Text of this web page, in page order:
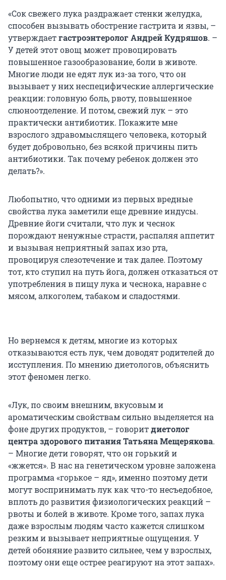
«Сок свежего лука раздражает стенки желудка,
способен вызывать обострение гастрита и язвы, –
утверждаетгастроэнтеролог Андрей Кудряшов. –
У детей этот овощ может провоцировать
повышенное газообразование, боли в животе.
Многие люди не едят лук из-за того, что он
вызывает у них неспецифические аллергические
реакции: головную боль, рвоту, повышенное
слюноотделение. И потом, свежий лук – это
практически антибиотик. Покажите мне
взрослого здравомыслящего человека, который
будет добровольно, без всякой причины пить
антибиотики. Так почему ребенок должен это
делать?».
Любопытно, что одними из первых вредные
свойства лука заметили еще древние индусы.
Древние йоги считали, что лук и чеснок
порождают ненужные страсти, распаляя аппетит
и вызывая неприятный запах изо рта,
провоцируя слезотечение и так далее. Поэтому
тот, кто ступил на путь йога, должен отказаться от
употребления в пищу лука и чеснока, наравне с
мясом, алкоголем, табаком и сладостями.
Но вернемся к детям, многие из которых
отказываются есть лук, чем доводят родителей до
исступления. По мнению диетологов, объяснить
этот феномен легко.
«Лук, по своим внешним, вкусовым и
ароматическим свойствам сильно выделяется на
фоне других продуктов, – говоритдиетолог
центра здорового питания Татьяна Мещерякова.
– Многие дети говорят, что он горький и
«жжется». В нас на генетическом уровне заложена
программа «горькое – яд», именно поэтому дети
могут воспринимать лук как что-то несъедобное,
вплоть до развития физиологических реакций –
рвоты и болей в животе. Кроме того, запах лука
даже взрослым людям часто кажется слишком
резким и вызывает неприятные ощущения. У
детей обоняние развито сильнее, чем у взрослых,
поэтому они еще острее реагируют на этот запах».